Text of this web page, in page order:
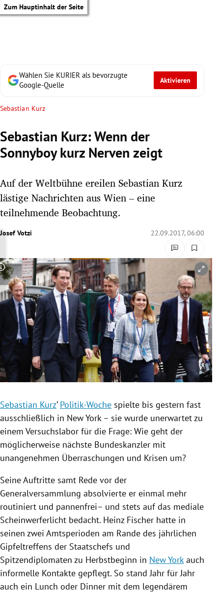
Zum Hauptinhalt der Seite
Untermenü
Untermenü
Untermenü
Untermenü
Untermenü
Untermenü
Untermenü
Untermenü
Wählen Sie KURIER als bevorzugte
Google-Quelle
Aktivieren
Sebastian Kurz
Sebastian Kurz: Wenn der
Sonnyboy kurz Nerven zeigt
Auf der Weltbühne ereilen Sebastian Kurz
lästige Nachrichten aus Wien – eine
teilnehmende Beobachtung.
Josef Votzi 22.09.2017, 06:00
Copyright-Hinweis öffnen/schließen
Sebastian Kurz’ Politik-Woche spielte bis gestern fast
ausschließlich in New York– sie wurde unerwartet zu
einem Versuchslabor für die Frage: Wie geht der
möglicherweise nächste Bundeskanzler mit
unangenehmen Überraschungen und Krisen um?
Seine Auftritte samt Rede vor der
Generalversammlung absolvierte er einmal mehr
routiniert und pannenfrei– und stets auf das mediale
Scheinwerferlicht bedacht. Heinz Fischer hatte in
seinen zwei Amtsperioden am Rande des jährlichen
Gipfeltreffens der Staatschefs und
Spitzendiplomaten zu Herbstbeginn in New Yorkauch
informelle Kontakte gepflegt. So stand Jahr für Jahr
auch ein Lunch oder Dinner mit dem legendärem